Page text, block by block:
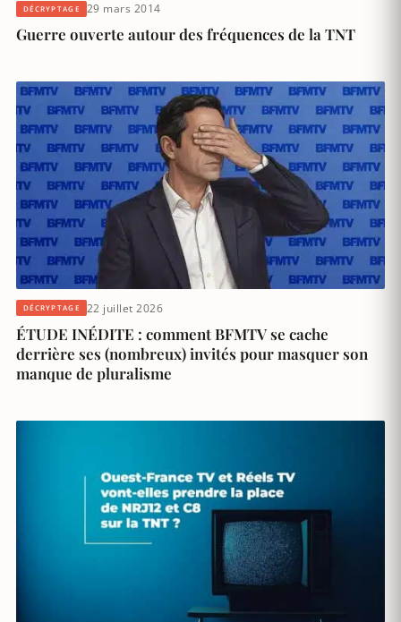
DÉCRYPTAGE 29 mars 2014
Guerre ouverte autour des fréquences de la TNT
DÉCRYPTAGE 22 juillet 2026
ÉTUDE INÉDITE : comment BFMTV se cache
derrière ses (nombreux) invités pour masquer son
manque de pluralisme